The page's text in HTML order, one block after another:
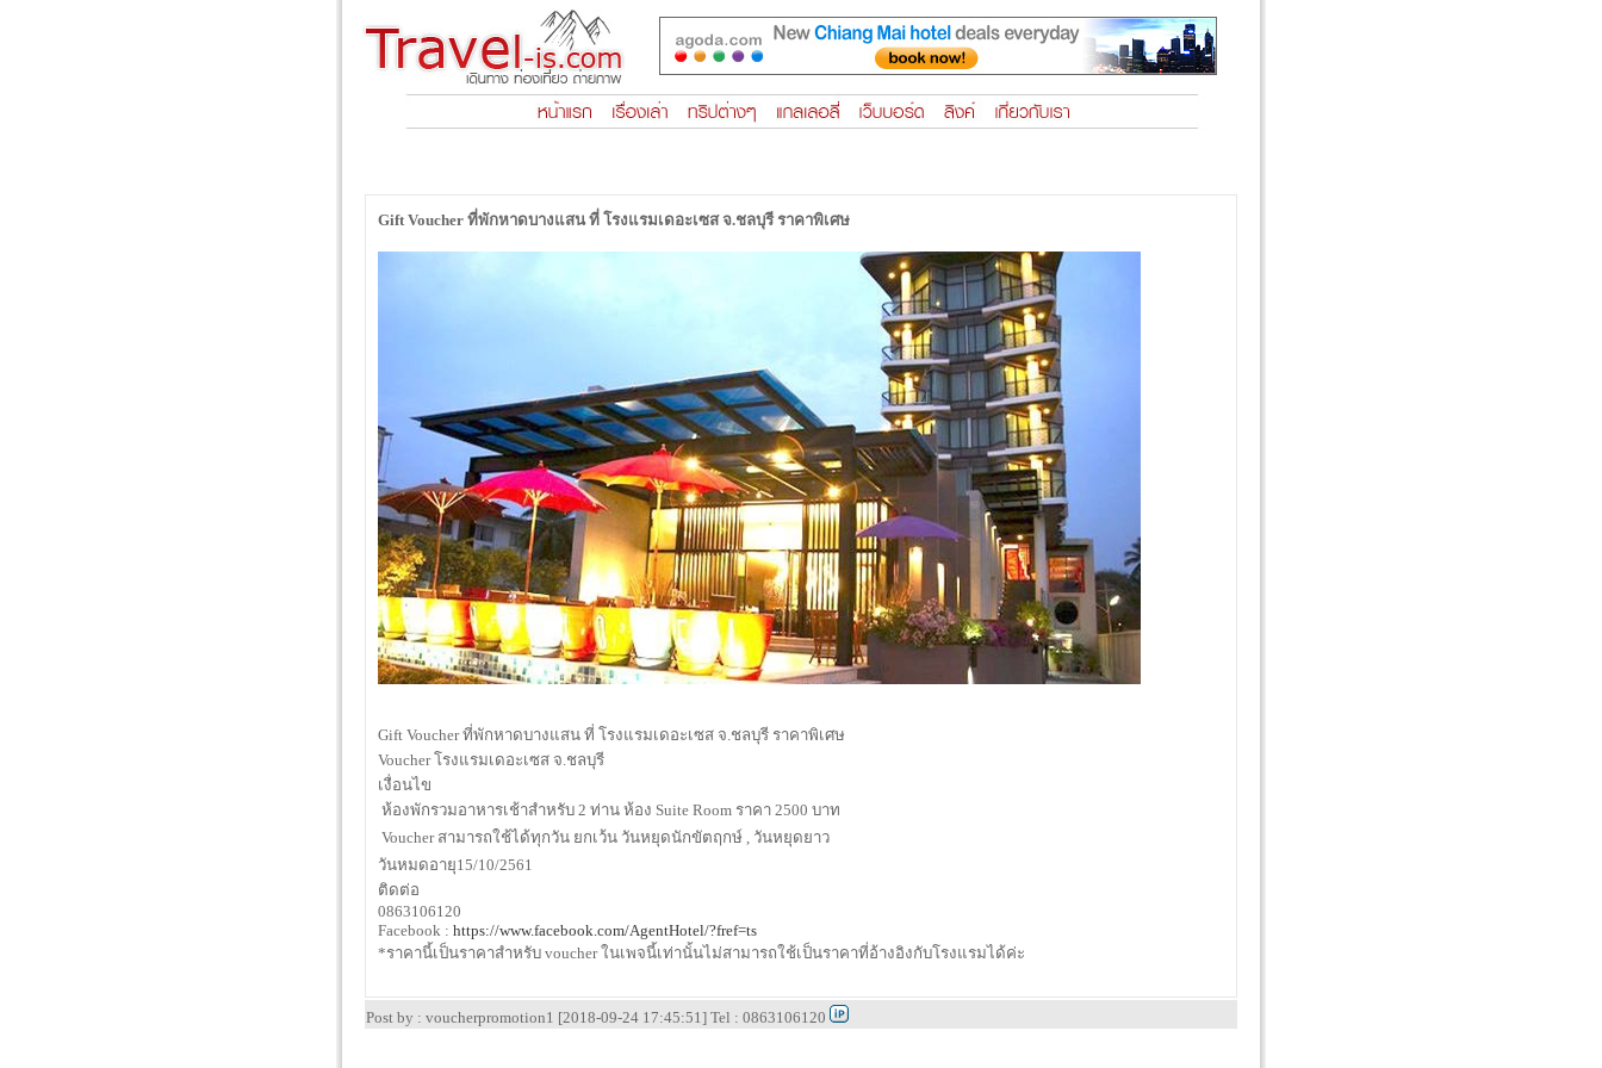
Gift Voucher ที่พักหาดบางแสน ที่ โรงแรมเดอะเซส จ.ชลบุรี ราคาพิเศษ
Gift Voucher ที่พักหาดบางแสน ที่ โรงแรมเดอะเซส จ.ชลบุรี ราคาพิเศษ
Voucher โรงแรมเดอะเซส จ.ชลบุรี
เงื่อนไข
 ห้องพักรวมอาหารเช้าสำหรับ 2 ท่าน ห้อง Suite Room ราคา 2500 บาท
 Voucher สามารถใช้ได้ทุกวัน ยกเว้น วันหยุดนักขัตฤกษ์ , วันหยุดยาว
วันหมดอายุ15/10/2561
ติดต่อ
0863106120
Facebook : https://www.facebook.com/AgentHotel/?fref=ts
*ราคานี้เป็นราคาสำหรับ voucher ในเพจนี้เท่านั้นไม่สามารถใช้เป็นราคาที่อ้างอิงกับโรงแรมได้ค่ะ
Post by : voucherpromotion1 [2018-09-24 17:45:51] Tel : 0863106120